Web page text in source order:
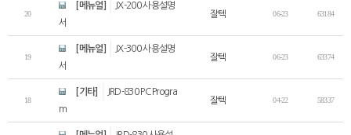
20
[메뉴얼]
JX-200 사용설명
서
잘텍 06-23 63184
19
[메뉴얼]
JX-300 사용설명
서
잘텍 06-23 63374
18
[기타]
JRD-830 PC Progra
m
잘텍 04-22 58337